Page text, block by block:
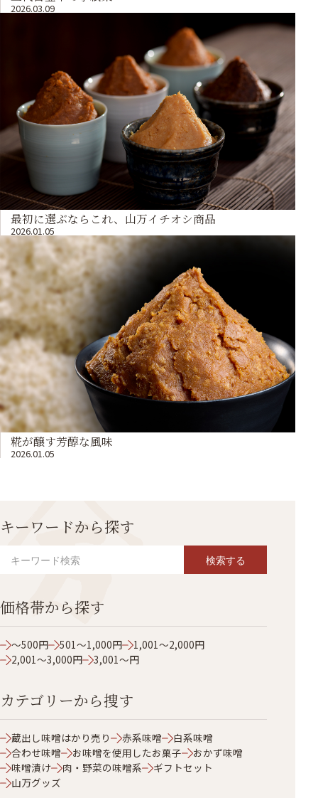
2026.03.09
最初に選ぶならこれ、山万イチオシ商品
2026.01.05
糀が醸す芳醇な風味
2026.01.05
キーワードから探す
検索する
価格帯から探す
～500円 501～1,000円
1,001～2,000円
2,001～3,000円
3,001～円
カテゴリーから捜す
蔵出し味噌はかり売り 赤系味噌
白系味噌
合わせ味噌
お味噌を使用したお菓子
おかず味噌
味噌漬け
肉・野菜の味噌系
ギフトセット
山万グッズ